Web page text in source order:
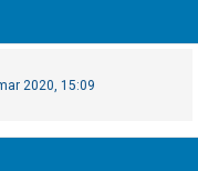
2020, 15:09